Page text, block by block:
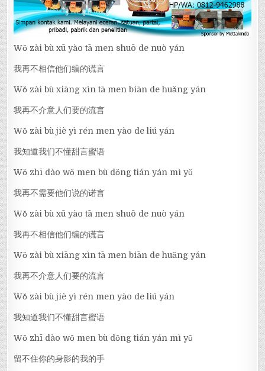
Wǒ zài bù xū yào tā men shuō de nuò yán
我再不相信他们编的谎言
Wǒ zài bù xiāng xìn tā men biān de huǎng yán
我再不介意人们要的流言
Wǒ zài bù jiè yì rén men yào de liú yán
我知道我们不懂甜言蜜语
Wǒ zhī dào wǒ men bù dǒng tián yán mì yǔ
我再不需要他们说的诺言
Wǒ zài bù xū yào tā men shuō de nuò yán
我再不相信他们编的谎言
Wǒ zài bù xiāng xìn tā men biān de huǎng yán
我再不介意人们要的流言
Wǒ zài bù jiè yì rén men yào de liú yán
我知道我们不懂甜言蜜语
Wǒ zhī dào wǒ men bù dǒng tián yán mì yǔ
留不住你的身影的我的手